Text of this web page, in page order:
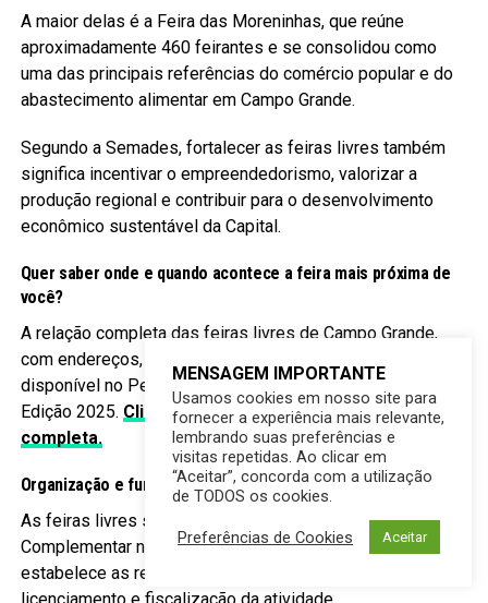
A maior delas é a Feira das Moreninhas, que reúne
aproximadamente 460 feirantes e se consolidou como
uma das principais referências do comércio popular e do
abastecimento alimentar em Campo Grande.
Segundo a Semades, fortalecer as feiras livres também
significa incentivar o empreendedorismo, valorizar a
produção regional e contribuir para o desenvolvimento
econômico sustentável da Capital.
Quer saber onde e quando acontece a feira mais próxima de
você?
A relação completa das feiras livres de Campo Grande,
com endereços, dias e horários de funcionamento, está
disponível no Perfil Socioeconômico de Campo Grande –
Edição 2025. Clique aqui para consultar a lista
completa.
Organização e funcionamento
As feiras livres são regulamentadas pela Lei
Complementar nº 223, de 8 de janeiro de 2014, que
estabelece as regras para organização, funcionamento,
MENSAGEM IMPORTANTE
Usamos cookies em nosso site para
fornecer a experiência mais relevante,
lembrando suas preferências e
visitas repetidas. Ao clicar em
“Aceitar”, concorda com a utilização
de TODOS os cookies.
Preferências de Cookies Aceitar